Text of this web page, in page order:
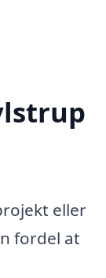
eller
fordel at